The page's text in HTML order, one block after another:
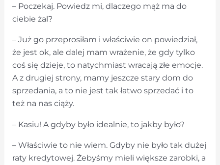
– Poczekaj. Powiedz mi, dlaczego mąż ma do
ciebie żal?
– Już go przeprosiłam i właściwie on powiedział,
że jest ok, ale dalej mam wrażenie, że gdy tylko
coś się dzieje, to natychmiast wracają złe emocje.
A z drugiej strony, mamy jeszcze stary dom do
sprzedania, a to nie jest tak łatwo sprzedać i to
też na nas ciąży.
– Kasiu! A gdyby było idealnie, to jakby było?
– Właściwie to nie wiem. Gdyby nie było tak dużej
raty kredytowej. Żebyśmy mieli większe zarobki, a